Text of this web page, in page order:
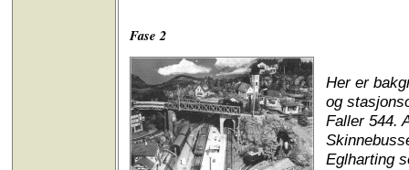
Fase 2
Her er
og
Faller 544.
Eglharting